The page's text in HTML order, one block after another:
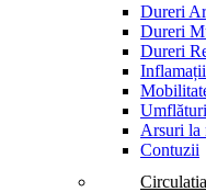
Dureri
Dureri
Dureri
Umflături
Arsuri la
Contuzii